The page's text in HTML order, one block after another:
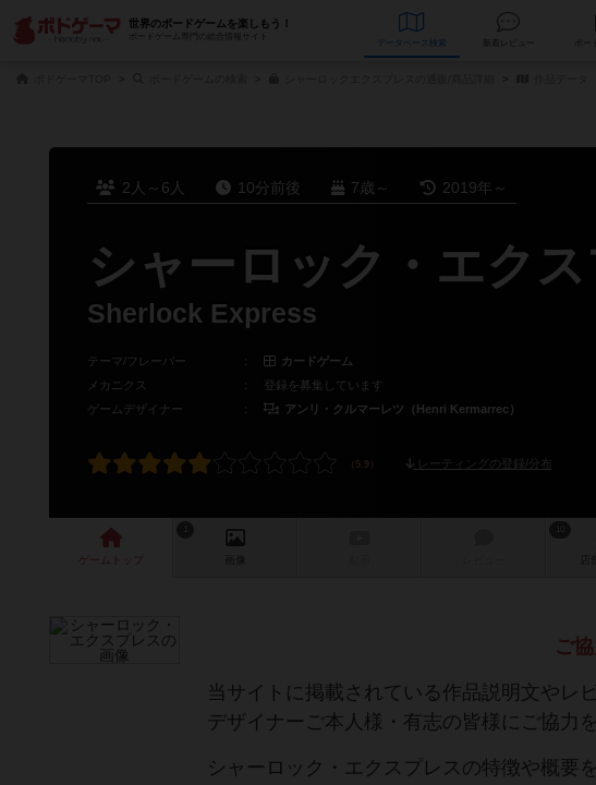
世界のボードゲームを楽しもう！
ボードゲーム専門の総合情報サイト
データベース
2人～6人 10分前後 7歳～ 2019年～
シャーロック・エク
Sherlock Express
テーマ/フレーバー ：
カードゲーム
メカニクス
：
登録を募集しています
ゲームデザイナー
： アンリ・クルマーレツ（Henri Kermarrec）
レーティングの登録/分布
ゲーム 画像 店
ご
当サイトに掲載されている作品説明文やレ
デザイナーご本人様・有志の皆様にご協力
シャーロック・エクスプレスの特徴や概要